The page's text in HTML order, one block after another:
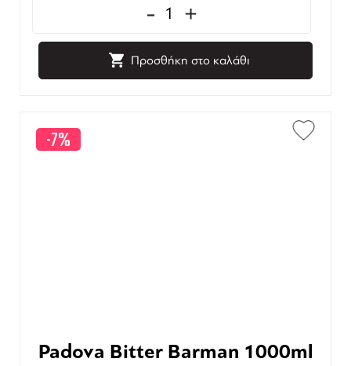
- +
Προσθήκη στο καλάθι
-7%
Padova Bitter Barman 1000ml